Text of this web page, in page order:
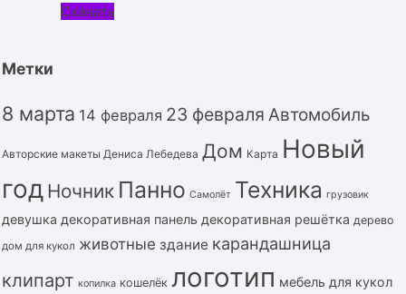
Скачать
Метки
8 марта 14 февраля 23 февраля Автомобиль
Авторские макеты Дениса Лебедева Дом Карта Новый
год Ночник Панно Самолёт Техника грузовик
девушка декоративная панель декоративная решётка дерево
дом для кукол животные здание карандашница
клипарт копилка кошелёк логотип мебель для кукол